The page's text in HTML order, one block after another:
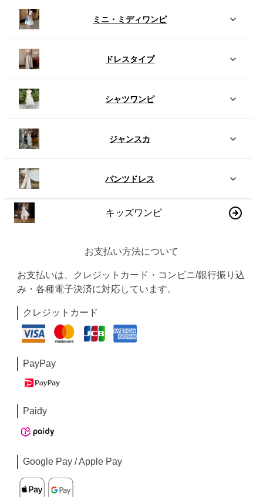
ミニ・ミディワンピ
ドレスタイプ
シャツワンピ
ジャンスカ
パンツドレス
キッズワンピ
お支払い方法について
お支払いは、クレジットカード・コンビニ/銀行振り込
み・各種電子決済に対応しています。
クレジットカード
PayPay
Paidy
Google Pay / Apple Pay